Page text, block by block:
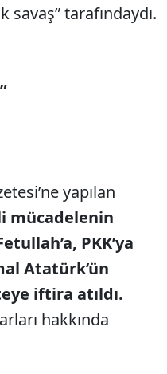
savaş” tarafındaydı.
yapılan
mücadelenin
PKK’ya
Atatürk’ün
iftira atıldı.
hakkında